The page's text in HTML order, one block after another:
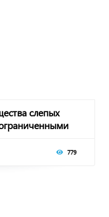
слепых
779